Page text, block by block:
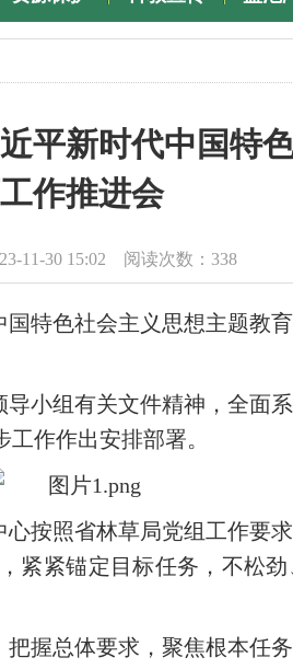
平新时代中国特
作推进会
11-30 15:02 阅读次数： 338
特色社会主义思想主题教
小组有关文件精神，全面
作作出安排部署。
按照省林草局党组工作要
紧紧锚定目标任务，不松
握总体要求，聚焦根本任